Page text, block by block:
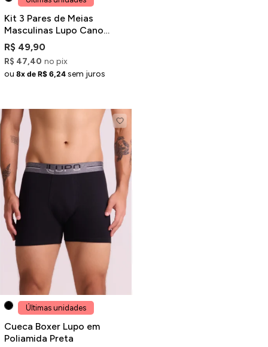
Kit 3 Pares de Meias
Masculinas Lupo Cano
Baixo Preto Branco Cinza
R$ 49,90
R$ 47,40 no pix
ou 8x de R$ 6,24 sem juros
Últimas unidades
Cueca Boxer Lupo em
Poliamida Preta